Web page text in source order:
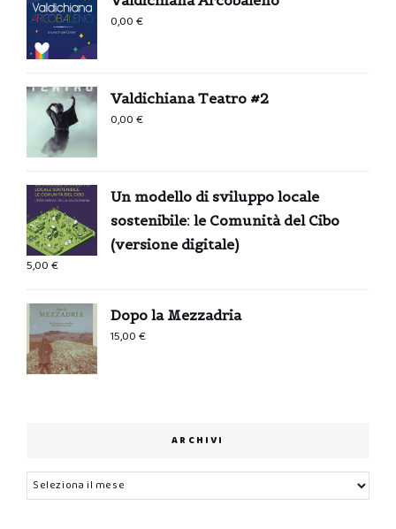
0,00€
Valdichiana Teatro #2
0,00€
Un modello di sviluppo locale
sostenibile: le Comunità del Cibo
(versione digitale)
5,00€
Dopo la Mezzadria
15,00€
ARCHIVI
Archivi